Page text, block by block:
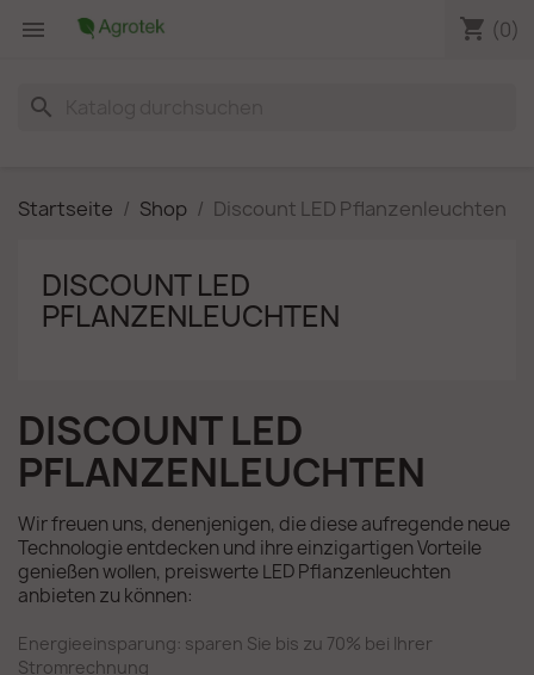
 shopping_cart (0)
search
Startseite Shop Discount LED Pflanzenleuchten
DISCOUNT LED
PFLANZENLEUCHTEN
DISCOUNT LED
PFLANZENLEUCHTEN
Wir freuen uns, denenjenigen, die diese aufregende neue
Technologie entdecken und ihre einzigartigen Vorteile
genießen wollen, preiswerte LED Pflanzenleuchten
anbieten zu können:
Energieeinsparung: sparen Sie bis zu 70% bei Ihrer
Stromrechnung